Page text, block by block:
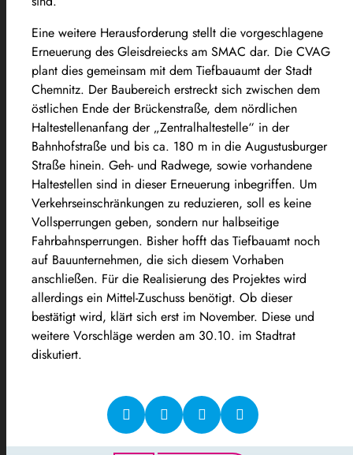
Eine weitere Herausforderung stellt die vorgeschlagene
Erneuerung des Gleisdreiecks am SMAC dar. Die CVAG
plant dies gemeinsam mit dem Tiefbauaumt der Stadt
Chemnitz. Der Baubereich erstreckt sich zwischen dem
östlichen Ende der Brückenstraße, dem nördlichen
Haltestellenanfang der „Zentralhaltestelle“ in der
Bahnhofstraße und bis ca. 180 m in die Augustusburger
Straße hinein. Geh- und Radwege, sowie vorhandene
Haltestellen sind in dieser Erneuerung inbegriffen. Um
Verkehrseinschränkungen zu reduzieren, soll es keine
Vollsperrungen geben, sondern nur halbseitige
Fahrbahnsperrungen. Bisher hofft das Tiefbauamt noch
auf Bauunternehmen, die sich diesem Vorhaben
anschließen. Für die Realisierung des Projektes wird
allerdings ein Mittel-Zuschuss benötigt. Ob dieser
bestätigt wird, klärt sich erst im November. Diese und
weitere Vorschläge werden am 30.10. im Stadtrat
diskutiert.